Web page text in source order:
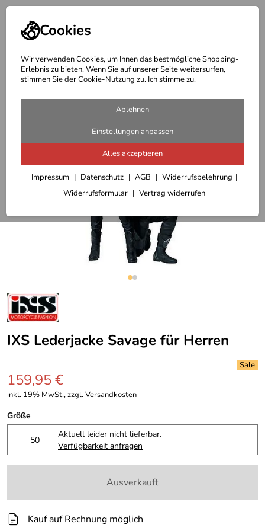
Cookies
Wir verwenden Cookies, um Ihnen das bestmögliche Shopping-
Erlebnis zu bieten. Wenn Sie auf unserer Seite weitersurfen,
stimmen Sie der Cookie-Nutzung zu. Ich stimme zu.
Ablehnen
Einstellungen anpassen
Alles akzeptieren
Impressum Datenschutz AGB
Widerrufsbelehrung
Widerrufsformular
Vertrag widerrufen
Lederbekleidung
IXS Lederjacke Savage für Herren
159,95 €
inkl. 19% MwSt., zzgl.Versandkosten
Größe
50
Aktuell leider nicht lieferbar.
Verfügbarkeit anfragen
Ausverkauft
Kauf auf Rechnung möglich